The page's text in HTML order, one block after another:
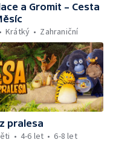
a Gromit – Cesta
Krátký Zahraniční
pralesa
4-6 let 6-8 let